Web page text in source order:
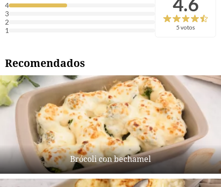
4
3
2
1
5 votos
Recomendados
Brócoli con bechamel